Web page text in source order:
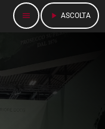
menu play_arrow ASCOLTA